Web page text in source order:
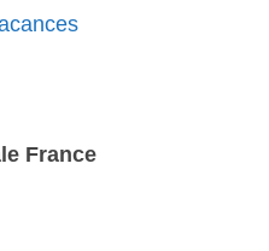
France